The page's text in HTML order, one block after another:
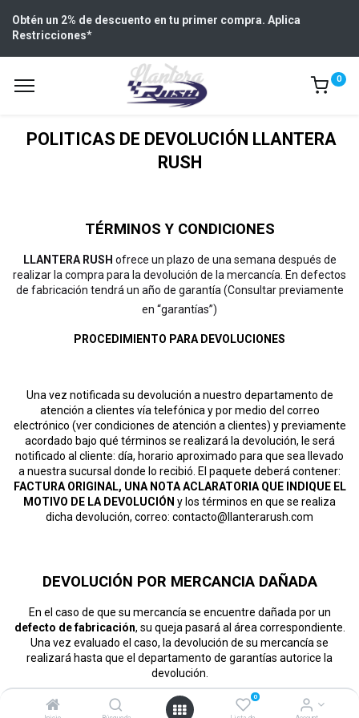
0
Obtén un 2% de descuento en tu primer compra. Aplica
Restricciones*
0
POLITICAS DE DEVOLUCIÓN LLANTERA
RUSH
TÉRMINOS Y CONDICIONES
LLANTERA RUSH ofrece un plazo de una semana después de
realizar la compra para la devolución de la mercancía. En defectos
de fabricación tendrá un año de garantía (Consultar previamente
en “garantías”)
PROCEDIMIENTO PARA DEVOLUCIONES
Una vez notificada su devolución a nuestro departamento de
atención a clientes vía telefónica y por medio del correo
electrónico (ver condiciones de atención a clientes) y previamente
acordado bajo qué términos se realizará la devolución, le será
notificado al cliente: día, horario aproximado para que sea llevado
a nuestra sucursal donde lo recibió. El paquete deberá contener:
FACTURA ORIGINAL, UNA NOTA ACLARATORIA QUE INDIQUE EL
MOTIVO DE LA DEVOLUCIÓN y los términos en que se realiza
dicha devolución, correo: contacto@llanterarush.com
DEVOLUCIÓN POR MERCANCIA DAÑADA
En el caso de que su mercancía se encuentre dañada por un
defecto de fabricación, su queja pasará al área correspondiente.
Una vez evaluado el caso, la devolución de su mercancía se
realizará hasta que el departamento de garantías autorice la
devolución.